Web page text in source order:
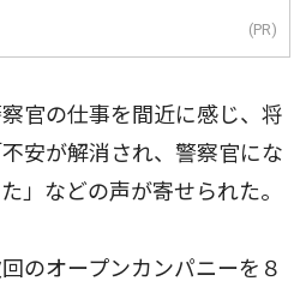
(PR)
官の仕事を間近に感じ、将
安が解消され、警察官にな
」などの声が寄せられた。
のオープンカンパニーを８